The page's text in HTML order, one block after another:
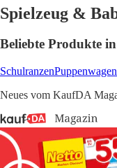
Spielzeug &
Beliebte Produkte
SchulranzenPuppenwagen
Neues vom KaufDA